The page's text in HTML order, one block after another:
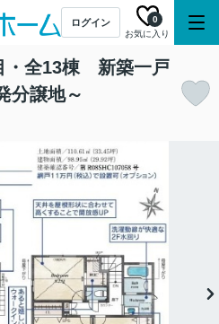
ログイン
お気に入り
0
・全13棟 新築一戸
分譲地～